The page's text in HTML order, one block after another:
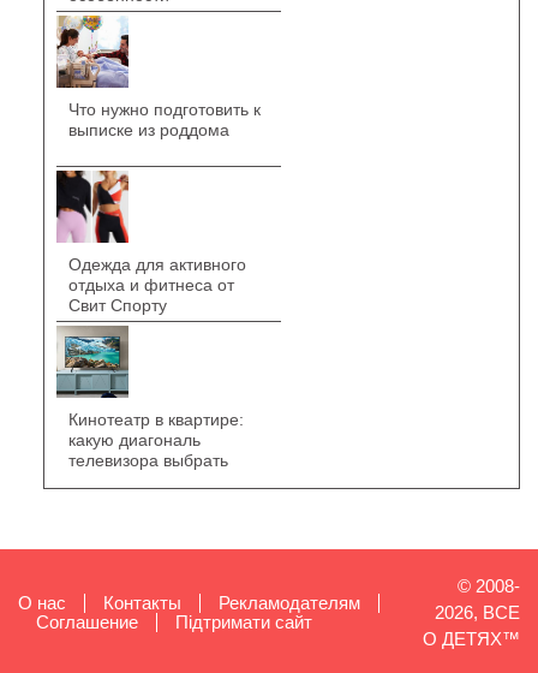
Что нужно подготовить к
выписке из роддома
Одежда для активного
отдыха и фитнеса от
Свит Спорту
Кинотеатр в квартире:
какую диагональ
телевизора выбрать
О нас Контакты
Рекламодателям
Cоглашение
Підтримати сайт
© 2008-
2026, ВСЕ
О ДЕТЯХ™